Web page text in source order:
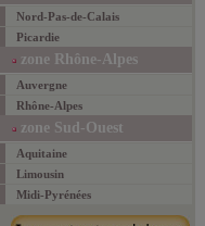
Nord-Pas-de-Calais
Picardie
zone Rhône-Alpes
Auvergne
Rhône-Alpes
zone Sud-Ouest
Aquitaine
Limousin
Midi-Pyrénées